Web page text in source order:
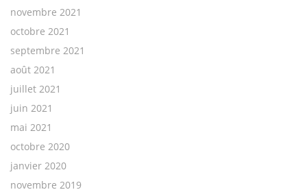
novembre 2021
octobre 2021
septembre 2021
août 2021
juillet 2021
juin 2021
mai 2021
octobre 2020
janvier 2020
novembre 2019